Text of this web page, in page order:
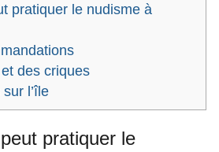
pratiquer le nudisme à
des criques
l’île
pratiquer le